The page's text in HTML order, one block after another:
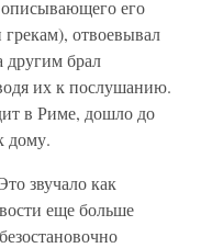
его
отвоевывал
другим брал
их к послушанию.
в Риме, дошло до
дому.
звучало как
еще больше